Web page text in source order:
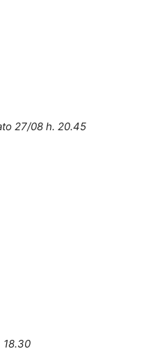
27/08 h. 20.45
18.30